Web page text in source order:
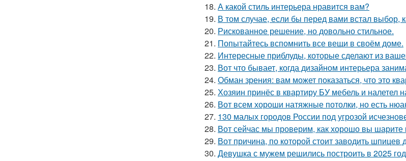
18. А какой стиль интерьера нравится вам?
19. В том случае, если бы перед вами встал выбор,
20. Рискованное решение, но довольно стильное.
21. Попытайтесь вспомнить все вещи в своём доме.
22. Интересные приблуды, которые сделают из
23. Вот что бывает, когда дизайном интерьера
24. Обман зрения: вам может показаться, что это
25. Хозяин принёс в квартиру БУ мебель и налетел
26. Вот всем хороши натяжные потолки, но есть
27. 130 малых городов России под угрозой
28. Вот сейчас мы проверим, как хорошо вы шарите
29. Вот причина, по которой стоит заводить шпицев
30. Девушка с мужем решились построить в 2025